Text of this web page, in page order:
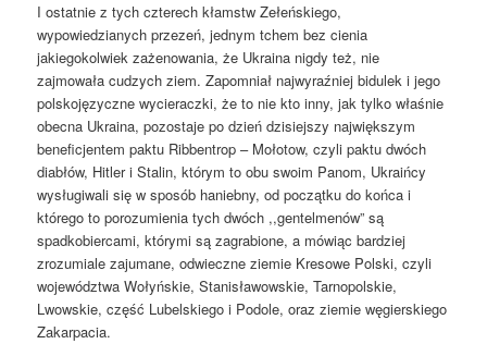
I ostatnie z tych czterech kłamstw Zełeńskiego,
wypowiedzianych przezeń, jednym tchem bez cienia
jakiegokolwiek zażenowania, że Ukraina nigdy też, nie
zajmowała cudzych ziem. Zapomniał najwyraźniej bidulek i jego
polskojęzyczne wycieraczki, że to nie kto inny, jak tylko właśnie
obecna Ukraina, pozostaje po dzień dzisiejszy największym
beneficjentem paktu Ribbentrop – Mołotow, czyli paktu dwóch
diabłów, Hitler i Stalin, którym to obu swoim Panom, Ukraińcy
wysługiwali się w sposób haniebny, od początku do końca i
którego to porozumienia tych dwóch ,,gentelmenów” są
spadkobiercami, którymi są zagrabione, a mówiąc bardziej
zrozumiale zajumane, odwieczne ziemie Kresowe Polski, czyli
województwa Wołyńskie, Stanisławowskie, Tarnopolskie,
Lwowskie, część Lubelskiego i Podole, oraz ziemie węgierskiego
Zakarpacia.